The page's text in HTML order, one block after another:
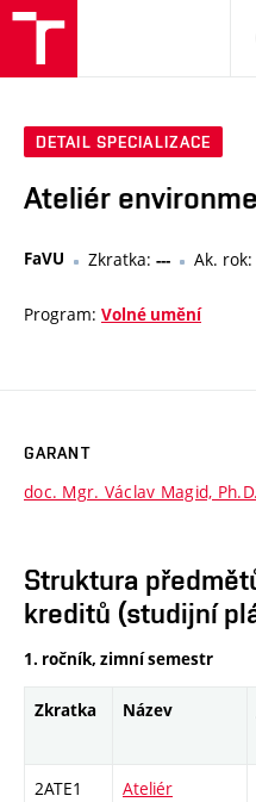
DETAIL SPECIALIZACE
Ateliér
FaVU Zkratka: --- Ak. rok:
Program: Volné umění
GARANT
doc. Mgr. Václav Magid, Ph.D.
Struktura
kreditů (studijní
1. ročník, zimní semestr
Zkratka Název
2ATE1
Ateliér